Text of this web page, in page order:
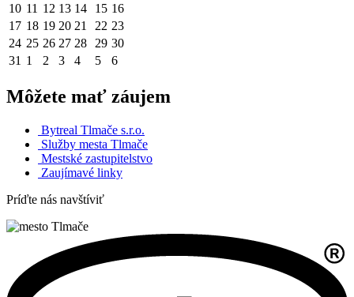
10 11 12 13 14 15 16
17 18 19 20 21 22 23
24 25 26 27 28 29 30
31 1 2 3 4 5 6
Môžete mať záujem
Bytreal Tlmače s.r.o.
Služby mesta Tlmače
Mestské zastupitelstvo
Zaujímavé linky
Príďte nás navštíviť